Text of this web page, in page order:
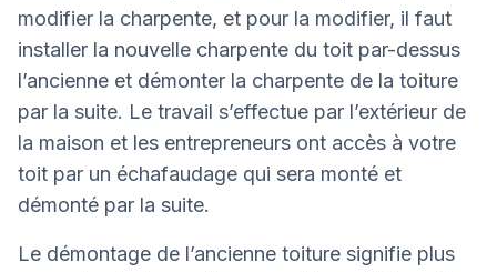
modifier la charpente, et pour la modifier, il faut
installer la nouvelle charpente du toit par-dessus
l’ancienne et démonter la charpente de la toiture
par la suite. Le travail s’effectue par l’extérieur de
la maison et les entrepreneurs ont accès à votre
toit par un échafaudage qui sera monté et
démonté par la suite.
Le démontage de l’ancienne toiture signifie plus